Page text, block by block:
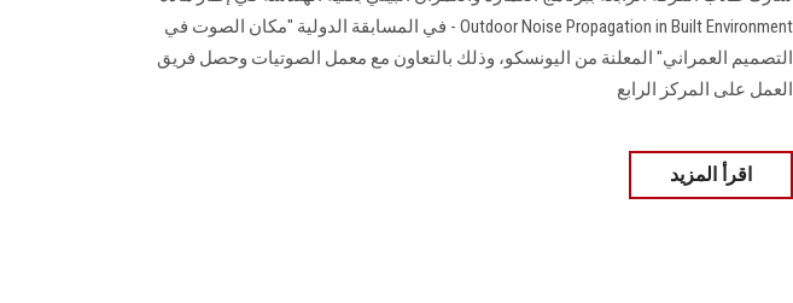
Outdoor Noise Propagation in Built Environment - في المسابقة الدولية "مكان الصوت في
التصميم العمراني" المعلنة من اليونسكو، وذلك بالتعاون مع معمل الصوتيات وحصل فريق
العمل على المركز الرابع
اقرأ المزيد